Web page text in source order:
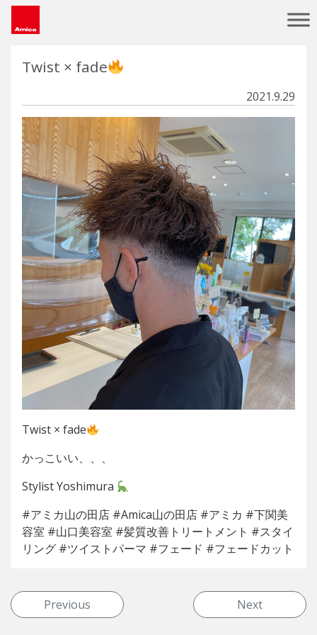
Main Navigation
Twist × fade
2021.9.29
Twist × fade
かっこいい、、、
Stylist Yoshimura
#アミカ山の田店 #Amica山の田店 #アミカ #下関美
容室 #山口美容室 #髪質改善トリートメント #スタイ
リング #ツイストパーマ #フェード #フェードカット
投稿ナビゲーション
Previous Next